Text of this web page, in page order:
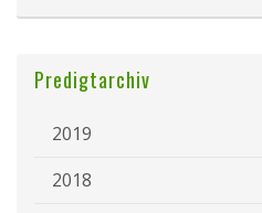
Predigtarchiv
2019
2018